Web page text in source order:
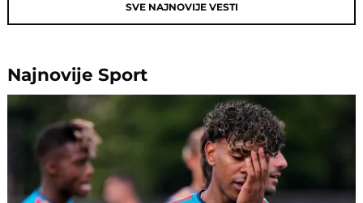
SVE NAJNOVIJE VESTI
NajnovijeSport